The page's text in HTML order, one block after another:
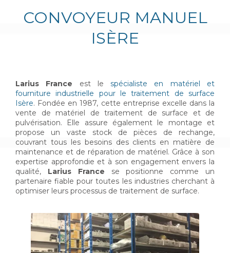
CONVOYEUR MANUEL
ISÈRE
Larius France est lespécialiste en matériel et
fourniture industrielle pour le traitement de surface
Isère. Fondée en 1987, cette entreprise excelle dans la
vente de matériel de traitement de surface et de
pulvérisation. Elle assure également le montage et
propose un vaste stock de pièces de rechange,
couvrant tous les besoins des clients en matière de
maintenance et de réparation de matériel. Grâce à son
expertise approfondie et à son engagement envers la
qualité, Larius France se positionne comme un
partenaire fiable pour toutes les industries cherchant à
optimiser leurs processus de traitement de surface.